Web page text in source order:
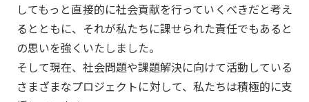
してもっと直接的に社会貢献を行っていくべきだと考え
るとともに、それが私たちに課せられた責任でもあると
の思いを強くいたしました。
そして現在、社会問題や課題解決に向けて活動している
さまざまなプロジェクトに対して、私たちは積極的に支